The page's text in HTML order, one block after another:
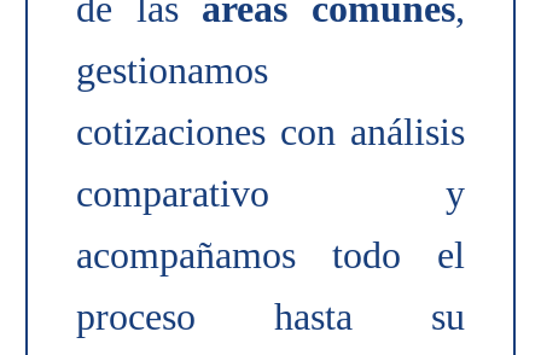
de las áreas comunes,
gestionamos
cotizaciones con análisis
comparativo y
acompañamos todo el
proceso hasta su